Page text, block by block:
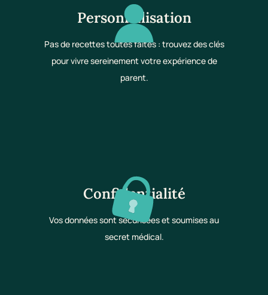
Personnalisation
Pas de recettes toutes faites : trouvez des clés
pour vivre sereinement votre expérience de
parent.
Confidentialité
Vos données sont sécurisées et soumises au
secret médical.